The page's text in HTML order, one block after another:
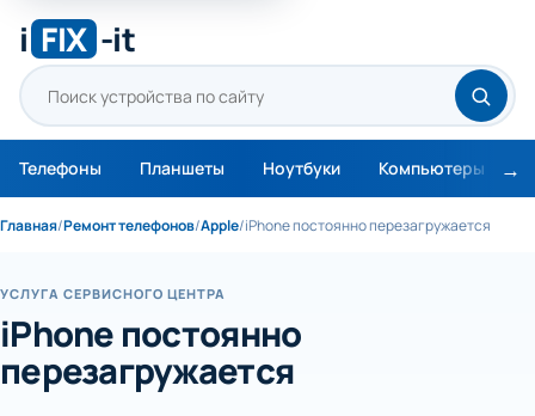
i FIX -it
Телефоны Планшеты Ноутбуки Компьютеры
Главная/Ремонт телефонов/Apple/iPhone постоянно перезагружается
УСЛУГА СЕРВИСНОГО ЦЕНТРА
iPhone постоянно
перезагружается